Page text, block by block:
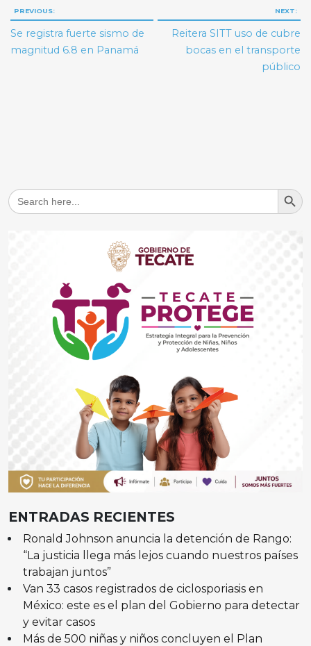
Navegación
de
entradas
PREVIOUS:
Se registra fuerte sismo de
magnitud 6.8 en Panamá
NEXT:
Reitera SITT uso de cubre
bocas en el transporte
público
Search
for:
Search
ENTRADAS RECIENTES
Ronald Johnson anuncia la detención de Rango:
“La justicia llega más lejos cuando nuestros países
trabajan juntos”
Van 33 casos registrados de ciclosporiasis en
México: este es el plan del Gobierno para detectar
y evitar casos
Más de 500 niñas y niños concluyen el Plan